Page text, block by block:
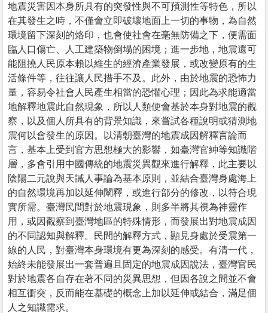
地震災害因本身所具有的突發性與不可預測性等特色，所以
在其發生之時，不僅會立即破壞地面上一切的事物，為自然
環境留下深刻的烙印，也會使社會在毫無防備之下，便需面
臨人口傷亡、人工建築物倒塌的困境；進一步地，地震還可
能阻撓人民原本賴以維生的經濟產業發展，或改變原有的生
活條件等，往往讓人民措手不及。此外，由於地震的恐怖力
量，容易令社會人民產生相當的恐懼心理；因此為求能適當
地解釋地震此自然現象，所以人類便會基於本身對地震的觀
察，以及個人所具有的背景知識，來嘗試各種說明或猜測地
震何以會發生的原因。以清朝臺灣的地震成因解釋言論而
言，基本上受到官方思想極大的影響，如臺灣官紳等知識階
層，多會引用中國傳統的地震災異觀來進行解釋，此主要以
陰陽二元說與天誡人事論為基本原則，並結合臺灣身處海上
的自然環境再加以延伸闡釋，或進行部分的修改，以符合現
實所需。臺灣民間對於地震現象，則多半將其視為神靈作
用，或因觀察到臺灣地區的特殊情形，而發展出對地震成因
的不同認知與解釋。民間的解釋方式，顯見身處於受震第一
線的人民，對臺灣本身環境有更為深刻的感受。有清一代，
始終未能發展出一套普遍且固定的地震成因說法，臺灣官民
對於地震各自存在著不同的災異思想，但因各說之間並不會
相互衝突，反而能在基礎的概念上加以延伸或結合，滿足個
人之知識需求。